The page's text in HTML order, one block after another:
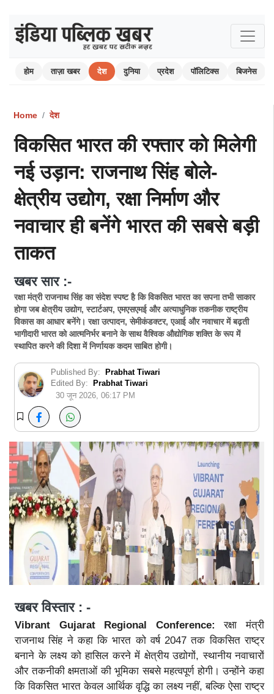
होम ताज़ा खबर देश दुनिया प्रदेश पॉलिटिक्स बिजनेस
Home देश
विकसित भारत की रफ्तार को मिलेगी
नई उड़ान: राजनाथ सिंह बोले-
क्षेत्रीय उद्योग, रक्षा निर्माण और
नवाचार ही बनेंगे भारत की सबसे बड़ी
ताकत
खबर सार :-
रक्षा मंत्री राजनाथ सिंह का संदेश स्पष्ट है कि विकसित भारत का सपना तभी साकार
होगा जब क्षेत्रीय उद्योग, स्टार्टअप, एमएसएमई और अत्याधुनिक तकनीक राष्ट्रीय
विकास का आधार बनेंगे। रक्षा उत्पादन, सेमीकंडक्टर, एआई और नवाचार में बढ़ती
भागीदारी भारत को आत्मनिर्भर बनाने के साथ वैश्विक औद्योगिक शक्ति के रूप में
स्थापित करने की दिशा में निर्णायक कदम साबित होगी।
Published By:
Prabhat Tiwari
Edited By:
Prabhat Tiwari
30 जून 2026, 06:17 PM
खबर विस्तार : -
Vibrant Gujarat Regional Conference: रक्षा मंत्री
राजनाथ सिंह ने कहा कि भारत को वर्ष 2047 तक विकसित राष्ट्र
बनाने के लक्ष्य को हासिल करने में क्षेत्रीय उद्योगों, स्थानीय नवाचारों
और तकनीकी क्षमताओं की भूमिका सबसे महत्वपूर्ण होगी। उन्होंने कहा
कि विकसित भारत केवल आर्थिक वृद्धि का लक्ष्य नहीं, बल्कि ऐसा राष्ट्र